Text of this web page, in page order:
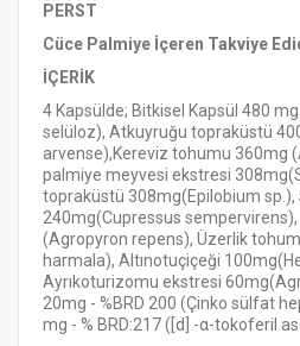
PERST
Cüce Palmiye İçeren Takviye
İÇERİK
4 Kapsülde; Bitkisel Kapsül 480
selüloz), Atkuyruğu topraküstü
arvense),Kereviz tohumu 360mg
palmiye meyvesi ekstresi
topraküstü 308mg(Epilobium sp.),
240mg(Cupressus
(Agropyron repens), Üzerlik
harmala), Altınotuçiçeği
Ayrıkoturizomu ekstresi
20mg - %BRD 200 (Çinko sülfat
mg - % BRD:217 ([d] -α-tokoferil